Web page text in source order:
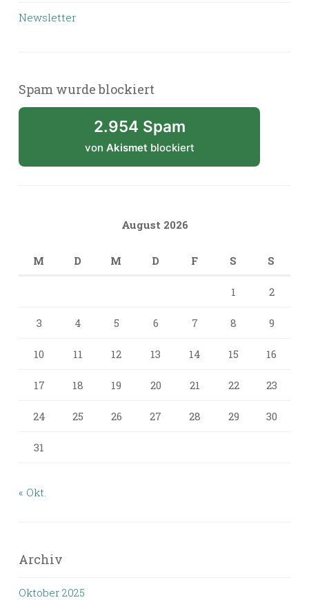
Newsletter
Spam wurde blockiert
2.954 Spam
von Akismet blockiert
August 2026
M D M D F S S
1 2
3 4 5 6 7 8 9
10 11 12 13 14 15 16
17 18 19 20 21 22 23
24 25 26 27 28 29 30
31
« Okt.
Archiv
Oktober 2025